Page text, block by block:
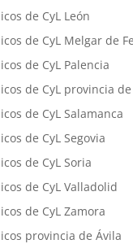
de CyL León
de CyL Melgar de
de CyL Palencia
de CyL provincia
de CyL Salamanca
de CyL Segovia
de CyL Soria
de CyL Valladolid
de CyL Zamora
provincia de Ávila